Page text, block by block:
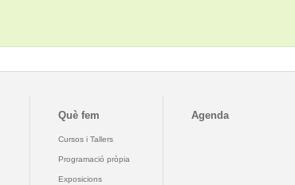
Què fem
Cursos i Tallers
Programació pròpia
Exposicions
Agenda